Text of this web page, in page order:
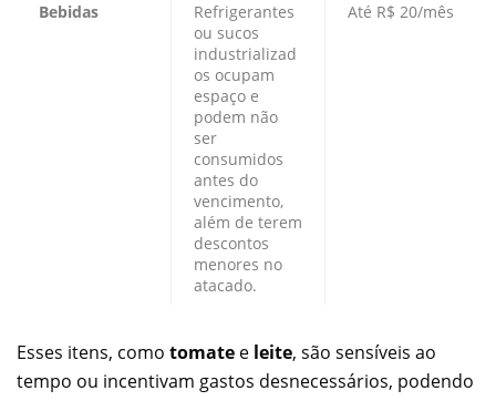
Bebidas
Refrigerantes
ou sucos
industrializad
os ocupam
espaço e
podem não
ser
consumidos
antes do
vencimento,
além de terem
descontos
menores no
atacado.
Até R$ 20/mês
Esses itens, como tomate e leite, são sensíveis ao
tempo ou incentivam gastos desnecessários, podendo